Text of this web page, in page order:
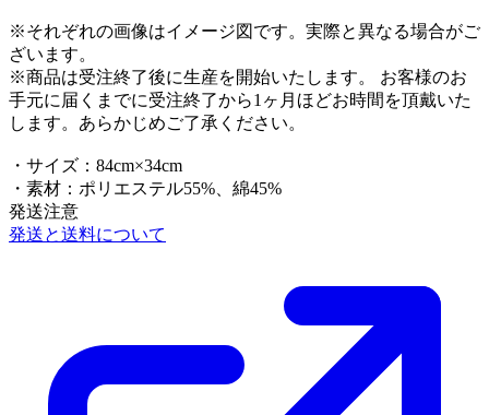
※それぞれの画像はイメージ図です。実際と異なる場合がご
ざいます。
※商品は受注終了後に生産を開始いたします。 お客様のお
手元に届くまでに受注終了から1ヶ月ほどお時間を頂戴いた
します。あらかじめご了承ください。
・サイズ：84cm×34cm
・素材：ポリエステル55%、綿45%
発送注意
発送と送料について